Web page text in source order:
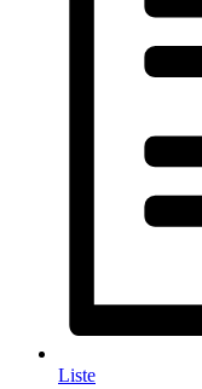
Liste